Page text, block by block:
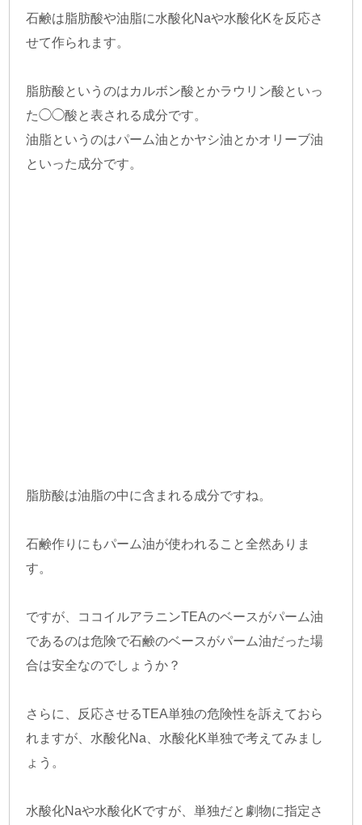
石鹸は脂肪酸や油脂に水酸化Naや水酸化Kを反応さ
せて作られます。
脂肪酸というのはカルボン酸とかラウリン酸といっ
た◯◯酸と表される成分です。
油脂というのはパーム油とかヤシ油とかオリーブ油
といった成分です。
脂肪酸は油脂の中に含まれる成分ですね。
石鹸作りにもパーム油が使われること全然ありま
す。
ですが、ココイルアラニンTEAのベースがパーム油
であるのは危険で石鹸のベースがパーム油だった場
合は安全なのでしょうか？
さらに、反応させるTEA単独の危険性を訴えておら
れますが、水酸化Na、水酸化K単独で考えてみまし
ょう。
水酸化Naや水酸化Kですが、単独だと劇物に指定さ